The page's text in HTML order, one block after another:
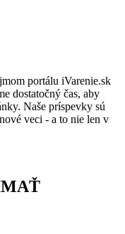
portálu iVarenie.sk
dostatočný čas, aby
Naše príspevky sú
veci - a to nie len v